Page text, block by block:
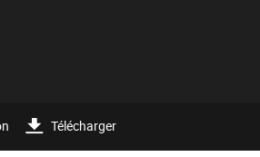
Télécharger